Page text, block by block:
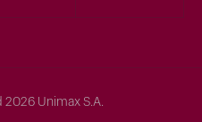
Unimax S.A.